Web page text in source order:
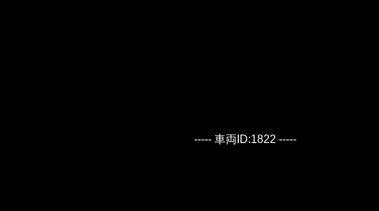
----- 車両ID:1822 -----